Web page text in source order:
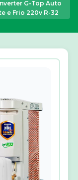
G-Top Auto
e Frio 220v R-32